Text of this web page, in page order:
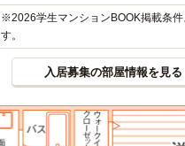
※2026学生マンションBOOK掲載条件
す。
入居募集の部屋情報を見る